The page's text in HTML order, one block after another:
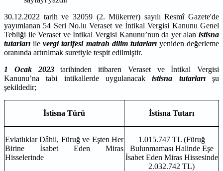
30.12.2022 tarih ve 32059 (2. Mükerrer) sayılı Resmî Gazete'de
yayımlanan 54 Seri No.lu Veraset ve İntikal Vergisi Kanunu Genel
Tebliği ile Veraset ve İntikal Vergisi Kanunu’nun da yer alan istisna
tutarları ilevergi tarifesi matrah dilim tutarlarıyeniden değerleme
oranında artırılmak suretiyle tespit edilmiştir.
1 Ocak 2023tarihinden itibaren Veraset ve İntikal Vergisi
Kanunu’na tabi intikallerde uygulanacakistisna tutarlarışu
şekildedir;
İstisna Türü İstisna Tutarı
Evlatlıklar Dâhil, Füruğ ve Eşten Her
Birine İsabet Eden Miras
Hisselerinde
1.015.747 TL (Füruğ
Bulunmaması Halinde Eşe
İsabet Eden Miras Hissesinde
2.032.742 TL)